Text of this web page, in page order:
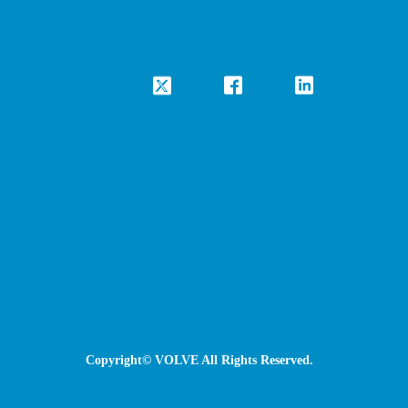
Copyright© VOLVE All Rights Reserved.